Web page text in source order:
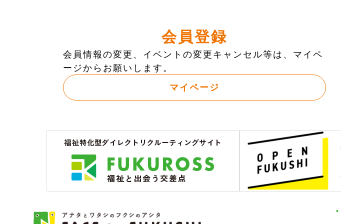
会員登録
会員情報の変更、イベントの変更キャンセル等は、マイペ
ージからお願いします。
マイページ